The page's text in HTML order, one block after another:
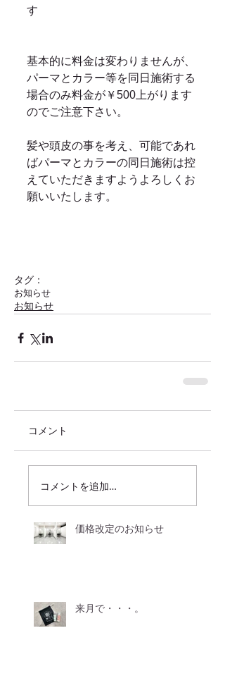
す
基本的に料金は変わりませんが、
パーマとカラー等を同日施術する
場合のみ料金が￥500上がります
のでご注意下さい。
髪や頭皮の事を考え、可能であれ
ばパーマとカラーの同日施術は控
えていただきますようよろしくお
願いいたします。
タグ：
お知らせ
お知らせ
コメント
コメントを追加…
価格改定のお知らせ
来月で・・・。